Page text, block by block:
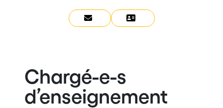
Chargé-e-s
d’enseignement